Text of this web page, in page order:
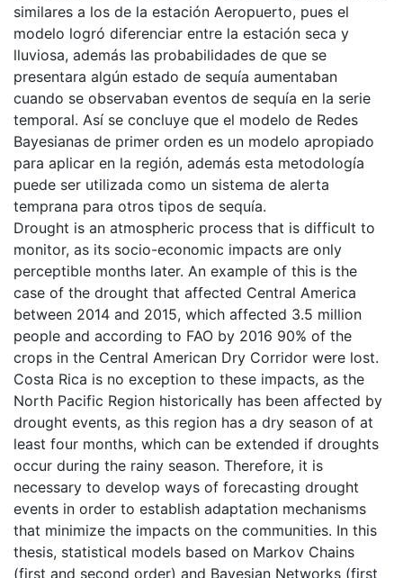
similares a los de la estación Aeropuerto, pues el
modelo logró diferenciar entre la estación seca y
lluviosa, además las probabilidades de que se
presentara algún estado de sequía aumentaban
cuando se observaban eventos de sequía en la serie
temporal. Así se concluye que el modelo de Redes
Bayesianas de primer orden es un modelo apropiado
para aplicar en la región, además esta metodología
puede ser utilizada como un sistema de alerta
temprana para otros tipos de sequía.
Drought is an atmospheric process that is difficult to
monitor, as its socio-economic impacts are only
perceptible months later. An example of this is the
case of the drought that affected Central America
between 2014 and 2015, which affected 3.5 million
people and according to FAO by 2016 90% of the
crops in the Central American Dry Corridor were lost.
Costa Rica is no exception to these impacts, as the
North Pacific Region historically has been affected by
drought events, as this region has a dry season of at
least four months, which can be extended if droughts
occur during the rainy season. Therefore, it is
necessary to develop ways of forecasting drought
events in order to establish adaptation mechanisms
that minimize the impacts on the communities. In this
thesis, statistical models based on Markov Chains
(first and second order) and Bayesian Networks (first